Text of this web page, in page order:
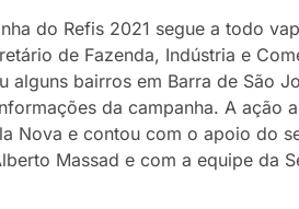
do Refis 2021 segue a todo
de Fazenda, Indústria e
alguns bairros em Barra de São
da campanha. A ação
Nova e contou com o apoio do
Massad e com a equipe da